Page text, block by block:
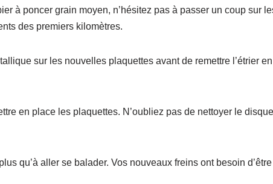
à poncer grain moyen, n’hésitez pas à passer un coup sur
des premiers kilomètres.
sur les nouvelles plaquettes avant de remettre l’étrier en
en place les plaquettes. N’oubliez pas de nettoyer le disque
qu’à aller se balader. Vos nouveaux freins ont besoin d’être